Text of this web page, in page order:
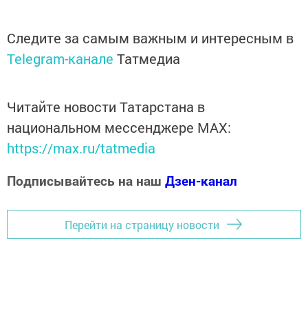
Следите за самым важным и интересным в
Telegram-канале Татмедиа
Читайте новости Татарстана в
национальном мессенджере MАХ:
https://max.ru/tatmedia
Подписывайтесь на наш Дзен-канал
Перейти на страницу новости